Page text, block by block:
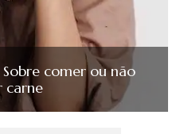
Sobre comer ou não
carne